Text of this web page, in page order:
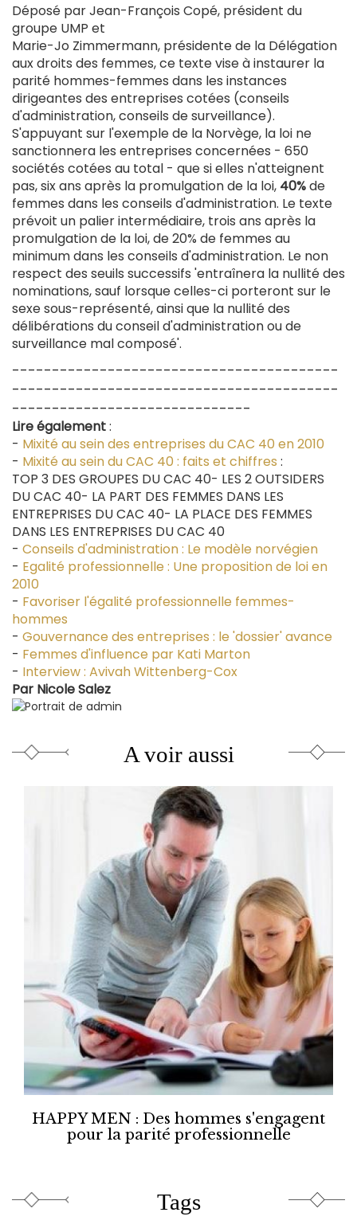
Déposé par Jean-François Copé, président du
groupe UMP et
Marie-Jo Zimmermann, présidente de la Délégation
aux droits des femmes, ce texte vise à instaurer la
parité hommes-femmes dans les instances
dirigeantes des entreprises cotées (conseils
d'administration, conseils de surveillance).
S'appuyant sur l'exemple de la Norvège, la loi ne
sanctionnera les entreprises concernées - 650
sociétés cotées au total - que si elles n'atteignent
pas, six ans après la promulgation de la loi, 40%de
femmes dans les conseils d'administration. Le texte
prévoit un palier intermédiaire, trois ans après la
promulgation de la loi, de 20% de femmes au
minimum dans les conseils d'administration. Le non
respect des seuils successifs 'entraînera la nullité des
nominations, sauf lorsque celles-ci porteront sur le
sexe sous-représenté, ainsi que la nullité des
délibérations du conseil d'administration ou de
surveillance mal composé'.
-----------------------------------------
-----------------------------------------
------------------------------
Lire également:
- Mixité au sein des entreprises du CAC 40 en 2010
- Mixité au sein du CAC 40 : faits et chiffres :
TOP 3 DES GROUPES DU CAC 40- LES 2 OUTSIDERS
DU CAC 40- LA PART DES FEMMES DANS LES
ENTREPRISES DU CAC 40- LA PLACE DES FEMMES
DANS LES ENTREPRISES DU CAC 40
- Conseils d'administration : Le modèle norvégien
- Egalité professionnelle : Une proposition de loi en
2010
- Favoriser l'égalité professionnelle femmes-
hommes
- Gouvernance des entreprises : le 'dossier' avance
- Femmes d'influence par Kati Marton
- Interview : Avivah Wittenberg-Cox
Par Nicole Salez
A voir aussi
HAPPY MEN : Des hommes s'engagent
pour la parité professionnelle
Tags